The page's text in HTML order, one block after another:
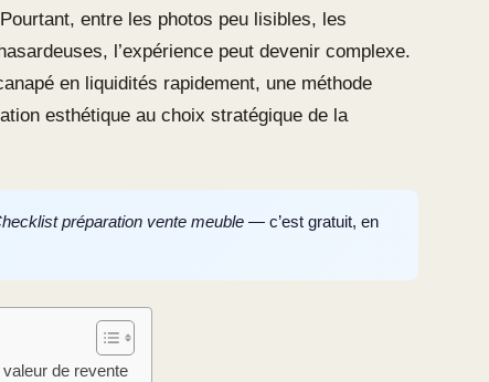
entre les photos peu lisibles, les
l’expérience peut devenir complexe.
en liquidités rapidement, une méthode
esthétique au choix stratégique de la
préparation vente meuble — c’est gratuit, en
de revente